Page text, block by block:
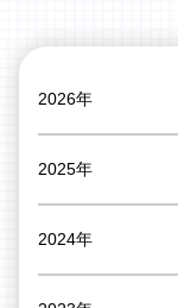
2026年
2025年
2024年